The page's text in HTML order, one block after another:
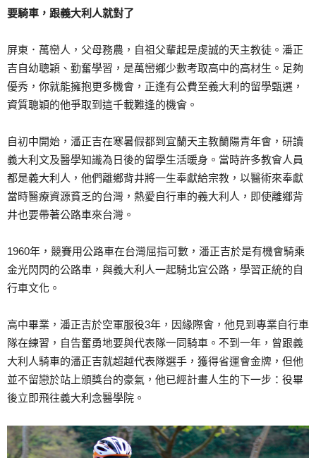
要騎車，跟義大利人就對了
屏東．萬巒人，父母務農，自祖父輩起是虔誠的天主教徒。潘正
吉自幼聰穎、勤奮學習，是萬巒鄉少數考取高中的高材生。足夠
優秀，你就能擁抱更多機會，正逢有公費至義大利的留學甄選，
資質聰穎的他爭取到這千載難逢的機會。
自初中開始，潘正吉在寒暑假都到宜蘭天主教蘭陽青年會，研讀
義大利文及醫學知識為日後的留學生活暖身。當時許多教會人員
都是義大利人，他們離鄉背井將一生奉獻給宗教，以醫術來奉獻
當時醫療資源貧乏的台灣，熱愛自行車的義大利人，即使離鄉背
井也要帶著公路車來台灣。
1960年，競賽用公路車在台灣屈指可數，潘正吉於是有機會騎乘
金光閃閃的公路車，與義大利人一起騎北宜公路，學習正統的自
行車文化。
高中畢業，潘正吉於空軍服役3年，因緣際會，他見到專業自行車
隊在練習，自告奮勇地要與代表隊一同騎車。不到一年，曾跟義
大利人騎車的潘正吉就超越代表隊選手，獲得省運會金牌，但他
並不留戀於站上頒獎台的豪氣，他已經計畫人生的下一步：役畢
後立即飛往義大利念醫學院。